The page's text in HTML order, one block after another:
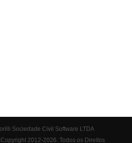
Sociedade Civil Software LTDA
2012-2026. Todos os Direitos